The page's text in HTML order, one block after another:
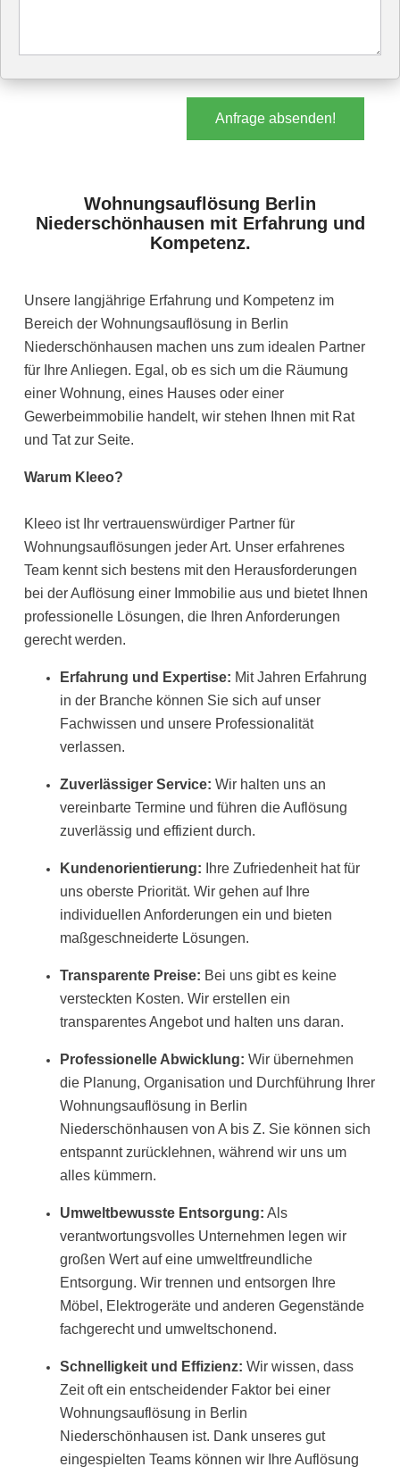
Anfrage absenden!
Wohnungsauflösung Berlin
Niederschönhausen mit Erfahrung und
Kompetenz.
Unsere langjährige Erfahrung und Kompetenz im
Bereich der Wohnungsauflösung in Berlin
Niederschönhausen machen uns zum idealen Partner
für Ihre Anliegen. Egal, ob es sich um die Räumung
einer Wohnung, eines Hauses oder einer
Gewerbeimmobilie handelt, wir stehen Ihnen mit Rat
und Tat zur Seite.
Warum Kleeo?
Kleeo ist Ihr vertrauenswürdiger Partner für
Wohnungsauflösungen jeder Art. Unser erfahrenes
Team kennt sich bestens mit den Herausforderungen
bei der Auflösung einer Immobilie aus und bietet Ihnen
professionelle Lösungen, die Ihren Anforderungen
gerecht werden.
Erfahrung und Expertise: Mit Jahren Erfahrung
in der Branche können Sie sich auf unser
Fachwissen und unsere Professionalität
verlassen.
Zuverlässiger Service: Wir halten uns an
vereinbarte Termine und führen die Auflösung
zuverlässig und effizient durch.
Kundenorientierung: Ihre Zufriedenheit hat für
uns oberste Priorität. Wir gehen auf Ihre
individuellen Anforderungen ein und bieten
maßgeschneiderte Lösungen.
Transparente Preise: Bei uns gibt es keine
versteckten Kosten. Wir erstellen ein
transparentes Angebot und halten uns daran.
Professionelle Abwicklung: Wir übernehmen
die Planung, Organisation und Durchführung Ihrer
Wohnungsauflösung in Berlin
Niederschönhausen von A bis Z. Sie können sich
entspannt zurücklehnen, während wir uns um
alles kümmern.
Umweltbewusste Entsorgung: Als
verantwortungsvolles Unternehmen legen wir
großen Wert auf eine umweltfreundliche
Entsorgung. Wir trennen und entsorgen Ihre
Möbel, Elektrogeräte und anderen Gegenstände
fachgerecht und umweltschonend.
Schnelligkeit und Effizienz: Wir wissen, dass
Zeit oft ein entscheidender Faktor bei einer
Wohnungsauflösung in Berlin
Niederschönhausen ist. Dank unseres gut
eingespielten Teams können wir Ihre Auflösung